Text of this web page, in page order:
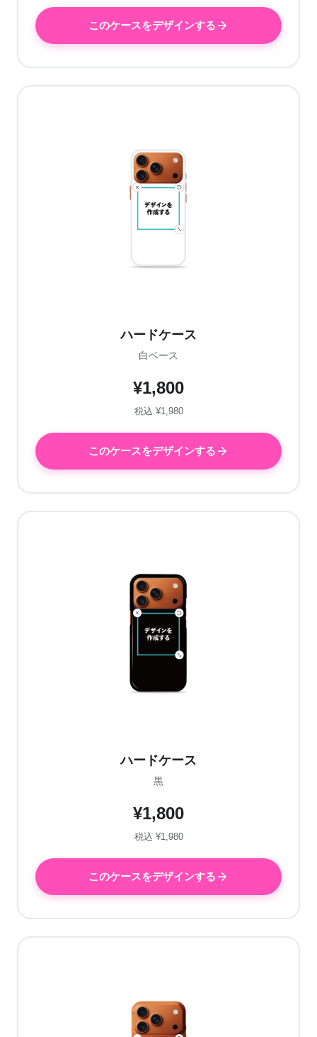
このケースをデザインする
ハードケース
白ベース
¥1,800
税込 ¥1,980
このケースをデザインする
ハードケース
黒
¥1,800
税込 ¥1,980
このケースをデザインする